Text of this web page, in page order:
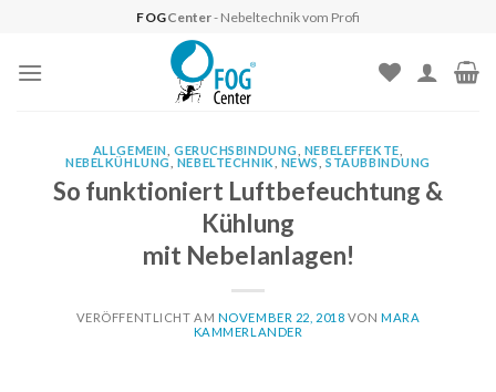
content
FOGCenter- Nebeltechnik vom Profi
ALLGEMEIN GERUCHSBINDUNG NEBELEFFEKTE
NEBELKÜHLUNG
NEBELTECHNIK NEWS ,STAUBBINDUNG
So funktioniert Luftbefeuchtung &
Kühlung
mit Nebelanlagen!
VERÖFFENTLICHT AM NOVEMBER 22, 2018 VONMARA
KAMMERLANDER